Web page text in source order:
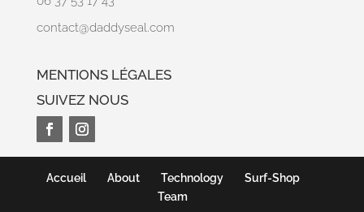
contact@daddyseal.com
MENTIONS LÉGALES
SUIVEZ NOUS
Accueil About Technology
Surf-Shop
Team